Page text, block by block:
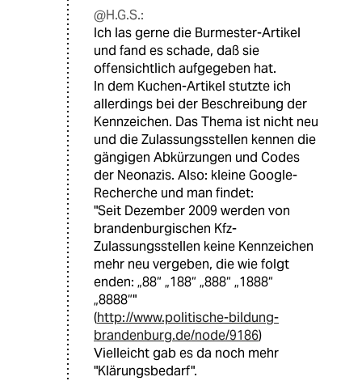
@H.G.S.:
Ich las gerne die Burmester-Artikel
und fand es schade, daß sie
offensichtlich aufgegeben hat.
In dem Kuchen-Artikel stutzte ich
allerdings bei der Beschreibung der
Kennzeichen. Das Thema ist nicht neu
und die Zulassungsstellen kennen die
gängigen Abkürzungen und Codes
der Neonazis. Also: kleine Google-
Recherche und man findet:
"Seit Dezember 2009 werden von
brandenburgischen Kfz-
Zulassungsstellen keine Kennzeichen
mehr neu vergeben, die wie folgt
enden: „88“ „188“ „888“ „1888“
„8888“"
(http://www.politische-bildung-
brandenburg.de/node/9186)
Vielleicht gab es da noch mehr
"Klärungsbedarf".